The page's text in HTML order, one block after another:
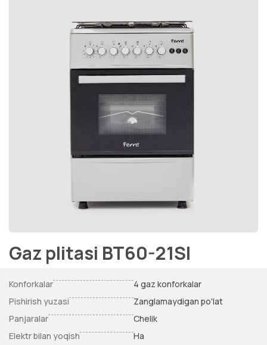
Gaz plitasi BT60-21SI
Konforkalar
4 gaz konforkalar
Pishirish yuzasi
Zanglamaydigan po'lat
Panjaralar
Chelik
Elektr bilan yoqish
Ha